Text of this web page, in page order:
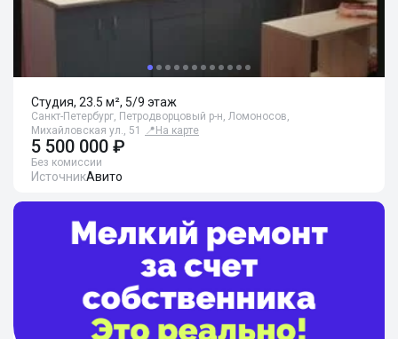
Студия, 23.5 м², 5/9 этаж
Санкт-Петербург, Петродворцовый р-н, Ломоносов,
Михайловская ул., 51
📍 На карте
5 500 000 ₽
Без комиссии
ИсточникАвито